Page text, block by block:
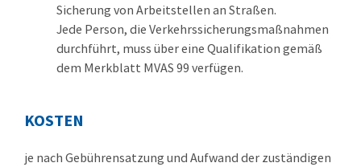
Sicherung von Arbeitstellen an Straßen.
Jede Person, die Verkehrssicherungsmaßnahmen
durchführt, muss über eine Qualifikation gemäß
dem Merkblatt MVAS 99 verfügen.
KOSTEN
je nach Gebührensatzung und Aufwand der zuständigen